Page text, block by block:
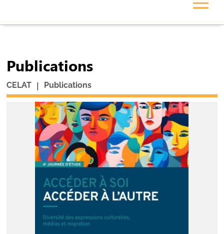
Publications
CELAT | Publications